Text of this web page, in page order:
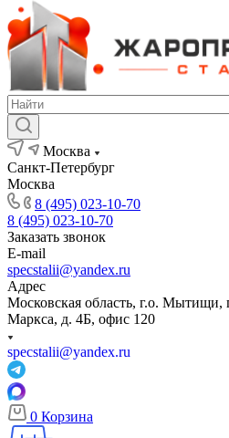
Москва
Санкт-Петербург
Москва
8 (495) 023-10-70
8 (495) 023-10-70
Заказать звонок
E-mail
specstalii@yandex.ru
Адрес
Московская область, г.о.
Маркса, д. 4Б, офис 120
specstalii@yandex.ru
0 Корзина